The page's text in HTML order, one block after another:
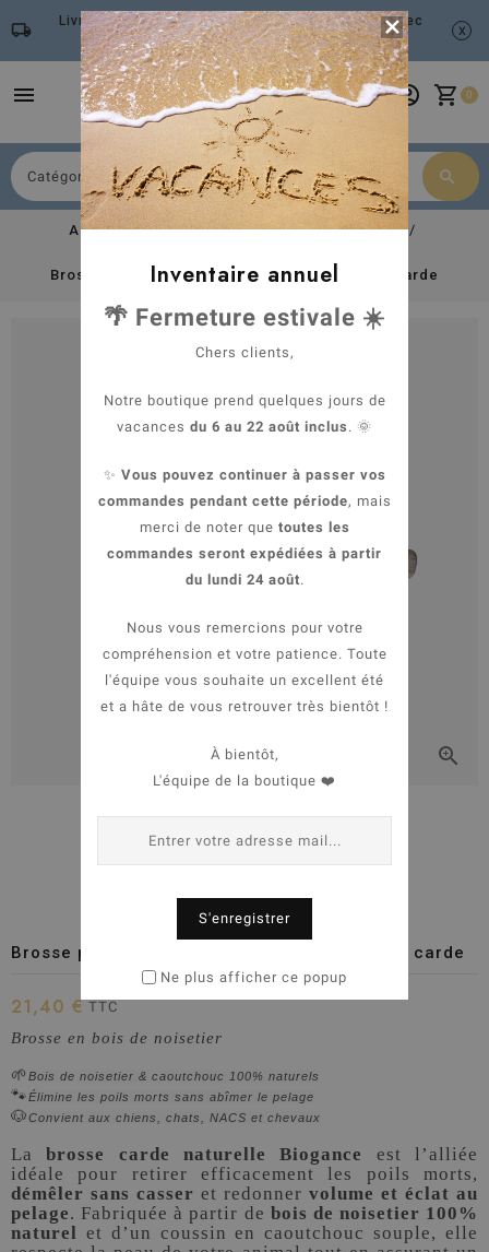
local_shipping
Livraison gratuite à partir de 79 euros d'achat avec
Mondial Relay
x
menu shopping_cart 0
account_circle
search
Accueil Espace chien
Soin & Bien-être
Brosse pour chien et chat Biogance - Brosse carde

 
Brosse pour chien et chat Biogance - Brosse carde
21,40 € TTC
Brosse en bois de noisetier
🌱 Bois de noisetier & caoutchouc 100% naturels
🐾Élimine les poils morts sans abîmer le pelage
🐶Convient aux chiens, chats, NACS et chevaux
Labrosse carde naturelle Biogance
est l’alliée
idéale pour retirer efficacement les poils morts,
démêler sans casser et redonner volume et éclat au
pelage. Fabriquée à partir de bois de noisetier 100%
naturel et d’un coussin en caoutchouc souple, elle

Inventaire annuel
🌴 Fermeture estivale ☀️
Chers clients,
Notre boutique prend quelques jours de
vacances du 6 au 22 août inclus . 🌞
✨ Vous pouvez continuer à passer vos
commandes pendant cette période, mais
merci de noter que toutes les
commandes seront expédiées à partir
du lundi 24 août.
Nous vous remercions pour votre
compréhension et votre patience. Toute
l'équipe vous souhaite un excellent été
et a hâte de vous retrouver très bientôt !
À bientôt,
L'équipe de la boutique ❤️
S'enregistrer
Ne plus afficher ce popup